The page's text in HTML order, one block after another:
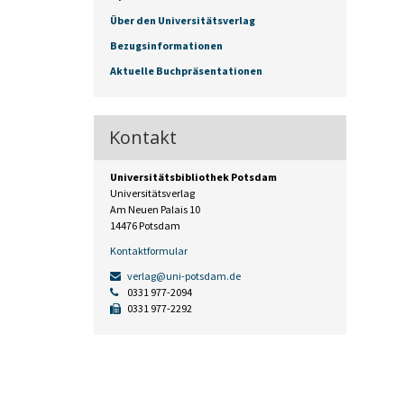
Über den Universitätsverlag
Bezugsinformationen
Aktuelle Buchpräsentationen
Kontakt
Universitätsbibliothek Potsdam
Universitätsverlag
Am Neuen Palais 10
14476 Potsdam
Kontaktformular
verlag@uni-potsdam.de
0331 977-2094
0331 977-2292